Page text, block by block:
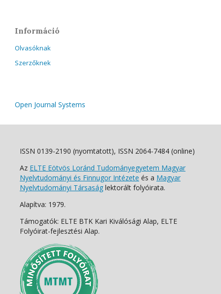
Információ
Olvasóknak
Szerzőknek
Open Journal Systems
ISSN 0139-2190 (nyomtatott), ISSN 2064-7484 (online)
Az ELTE Eötvös Loránd Tudományegyetem Magyar
Nyelvtudományi és Finnugor Intézete és a Magyar
Nyelvtudományi Társaság lektorált folyóirata.
Alapítva: 1979.
Támogatók: ELTE BTK Kari Kiválósági Alap, ELTE
Folyóirat-fejlesztési Alap.